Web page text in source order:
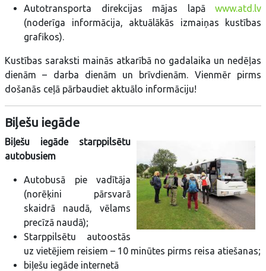
Autotransporta direkcijas mājas lapā www.atd.lv
(noderīga informācija, aktuālākās izmaiņas kustības
grafikos).
Kustības saraksti mainās atkarībā no gadalaika un nedēļas
dienām – darba dienām un brīvdienām. Vienmēr pirms
došanās ceļā pārbaudiet aktuālo informāciju!
Biļešu iegāde
Biļešu iegāde starppilsētu
autobusiem
Autobusā pie vadītāja
(norēķini pārsvarā
skaidrā naudā, vēlams
precīzā naudā);
Starppilsētu autoostās
uz vietējiem reisiem – 10 minūtes pirms reisa atiešanas;
biļešu iegāde internetā